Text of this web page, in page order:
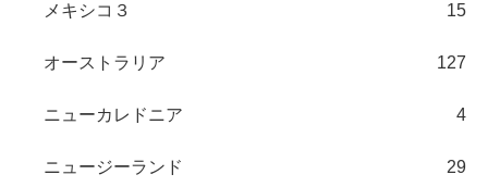
メキシコ３ 15
オーストラリア 127
ニューカレドニア 4
ニュージーランド 29